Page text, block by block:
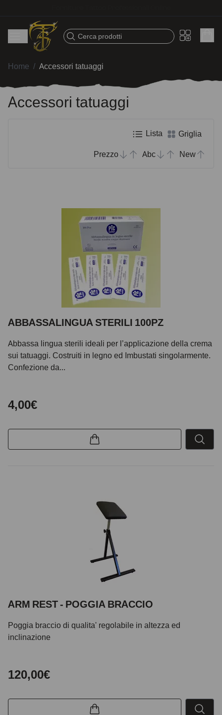
Cerca prodotti
Home / Accessori tatuaggi
Accessori tatuaggi
Lista Griglia
Prezzo Abc New
ABBASSALINGUA STERILI 100PZ
Abbassa lingua sterili ideali per l’applicazione della crema
sui tatuaggi. Costruiti in legno ed Imbustati singolarmente.
Confezione da...
4,00€
ARM REST - POGGIA BRACCIO
Poggia braccio di qualita' regolabile in altezza ed
inclinazione
120,00€